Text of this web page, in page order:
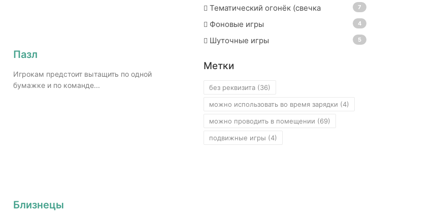
Пазл
Игрокам предстоит вытащить по одной
бумажке и по команде...
Близнецы
Тематический огонёк (свечка 7
Фоновые игры 4
Шуточные игры 5
Метки
без реквизита (36)
можно использовать во время зарядки (4)
можно проводить в помещении (69)
подвижные игры (4)